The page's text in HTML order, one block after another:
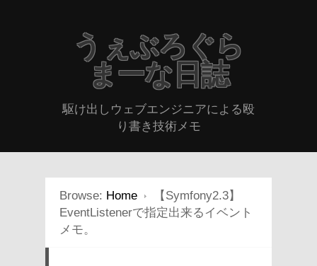
うぇぶろぐら
まーな日誌
駆け出しウェブエンジニアによる殴
り書き技術メモ
Browse: Home
【Symfony2.3】
EventListenerで指定出来るイベント
メモ。